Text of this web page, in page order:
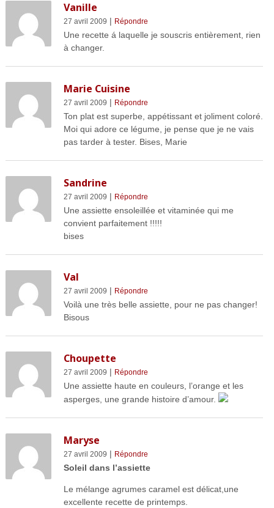
Vanille
27 avril 2009 | Répondre
Une recette á laquelle je souscris entièrement, rien
à changer.
Marie Cuisine
27 avril 2009 | Répondre
Ton plat est superbe, appétissant et joliment coloré.
Moi qui adore ce légume, je pense que je ne vais
pas tarder à tester. Bises, Marie
Sandrine
27 avril 2009 | Répondre
Une assiette ensoleillée et vitaminée qui me
convient parfaitement !!!!!
bises
Val
27 avril 2009 | Répondre
Voilà une très belle assiette, pour ne pas changer!
Bisous
Choupette
27 avril 2009 | Répondre
Une assiette haute en couleurs, l’orange et les
asperges, une grande histoire d’amour.
Maryse
27 avril 2009 | Répondre
Soleil dans l’assiette
Le mélange agrumes caramel est délicat,une
excellente recette de printemps.